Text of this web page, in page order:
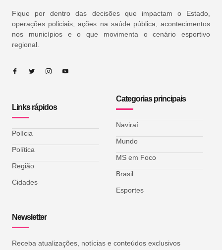
Fique por dentro das decisões que impactam o Estado,
operações policiais, ações na saúde pública, acontecimentos
nos municípios e o que movimenta o cenário esportivo
regional.
Links rápidos
Polícia
Política
Região
Cidades
Categorias principais
Naviraí
Mundo
MS em Foco
Brasil
Esportes
Newsletter
Receba atualizações, notícias e conteúdos exclusivos